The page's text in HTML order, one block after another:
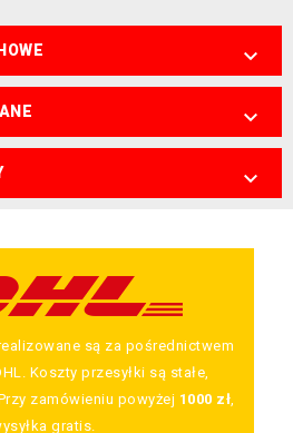



są za pośrednictwem
Koszty przesyłki są stałe,
zamówieniu powyżej 1000 zł
gratis.